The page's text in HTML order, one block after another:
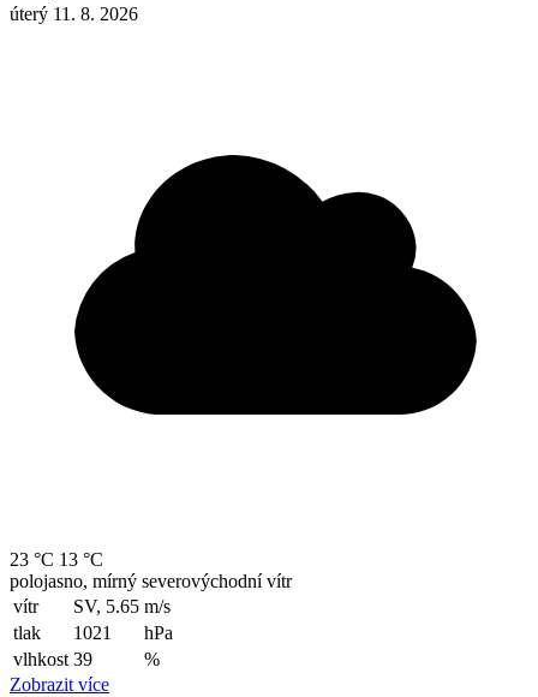
úterý 11. 8. 2026
23 °C 13 °C
polojasno, mírný severovýchodní vítr
vítr
SV, 5.65 m/s
tlak
1021
hPa
vlhkost 39
%
Zobrazit více